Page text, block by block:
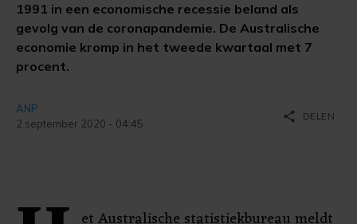
1991 in een economische recessie beland als
gevolg van de coronapandemie. De Australische
economie kromp in het tweede kwartaal met 7
procent.
ANP
2 september 2020 - 04:45
share DELEN